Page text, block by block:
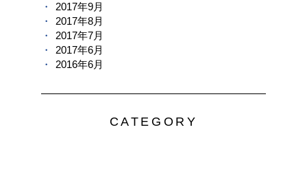
2017年9月
2017年8月
2017年7月
2017年6月
2016年6月
CATEGORY